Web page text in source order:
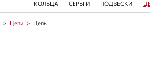
КОЛЬЦА СЕРЬГИ ПОДВЕСКИ
> Цепи > Цепь